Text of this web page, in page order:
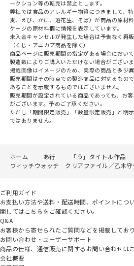
ークション等の転売は禁止とします。
弊社では食品のアレルギー物質につきまして、
麦、えび、かに、落花生、そば）が商品の原材
ケージの原材料欄に情報を表示しています。
未入金キャンセルが発生した場合は予告なく再
（くじ・アニカプ商品を除く）
商品ページに販売期間の指定がある場合におい
製造数によりご購入いただけない場合がございま
掲載画像はイメージのため、実際の商品と多少異
販売期間はその時点での製造商品に対するもの
あることを示唆するものではございません。
販売期間が設定されている商品であっても、お
がございます。予めご了承ください。
ただし「期間限定販売」「数量限定販売」と明
ではありません。
ホーム あ行 「う」タイトル作品
ウィッチウォッチ クリアファイル／乙木守
ご利用ガイド
お支払い方法や送料・配送時間、ポイントにつ
関してはこちらをご確認ください。
Q&A
お客様から寄せられたご質問などを掲載しており
お問い合わせ・ユーザーサポート
商品の仕様、通信販売に関するお問い合わせはこ
会社概要